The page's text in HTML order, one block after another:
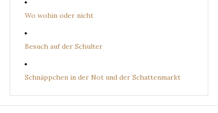
Wo wohin oder nicht
Besuch auf der Schulter
Schnäppchen in der Not und der Schattenmarkt